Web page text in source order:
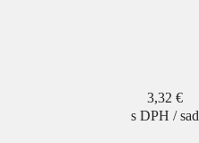
Cena
3,32 €
s DPH / sad